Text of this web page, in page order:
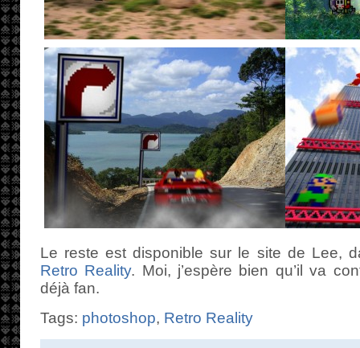
Le reste est disponible sur le site de Lee,
Retro Reality. Moi, j’espère bien qu’il va
déjà fan.
Tags: photoshop, Retro Reality